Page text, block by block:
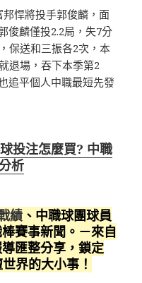
悍將投手郭俊麟，面
俊麟僅投2.2局，失7分
保送和三振各2次，本
退場，吞下本季第2
追平個人中職最短先發
投注怎麼買? 中職
析
績 、中職球團球員
賽事新聞。－來自
匯整分享，鎖定
界的大小事！